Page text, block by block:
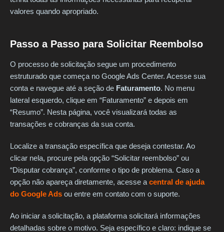
valores quando apropriado.
Passo a Passo para Solicitar Reembolso
O processo de solicitação segue um procedimento
estruturado que começa no Google Ads Center. Acesse sua
conta e navegue até a seção de Faturamento. No menu
lateral esquerdo, clique em “Faturamento” e depois em
“Resumo”. Nesta página, você visualizará todas as
transações e cobranças da sua conta.
Localize a transação específica que deseja contestar. Ao
clicar nela, procure pela opção “Solicitar reembolso” ou
“Disputar cobrança”, conforme o tipo de problema. Caso a
opção não apareça diretamente, acesse a central de ajuda
do Google Ads ou entre em contato com o suporte.
Ao iniciar a solicitação, a plataforma solicitará informações
detalhadas sobre o motivo. Seja específico e claro: indique se